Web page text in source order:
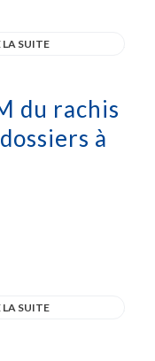
LA SUITE
du rachis
à
LA SUITE